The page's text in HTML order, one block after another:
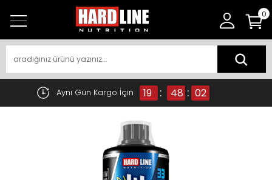
0
Aynı Gün Kargo İçin 19 : 48 : 02